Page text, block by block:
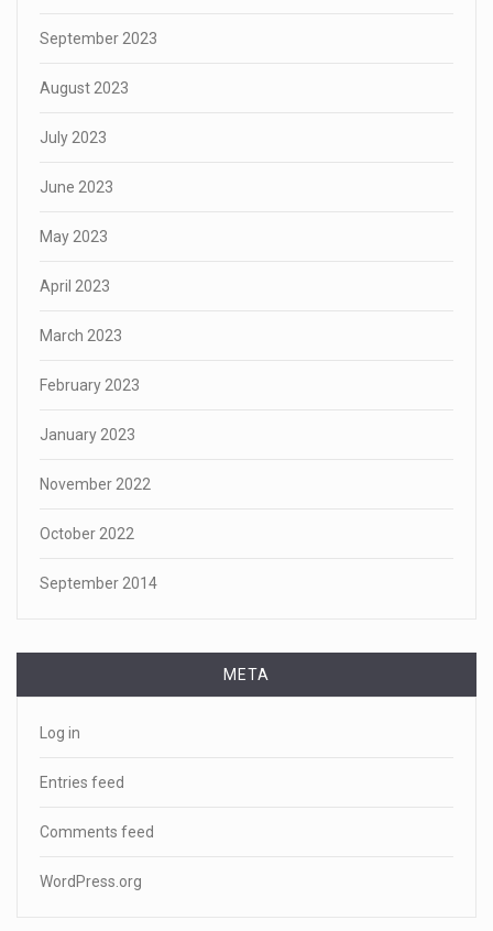
September 2023
August 2023
July 2023
June 2023
May 2023
April 2023
March 2023
February 2023
January 2023
November 2022
October 2022
September 2014
META
Log in
Entries feed
Comments feed
WordPress.org